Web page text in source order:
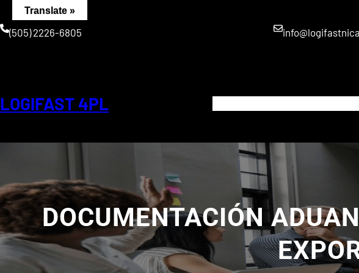
Saltar
al
contenido
(505) 2226-6805
LOGIFAST 4PL
DOCUMENTACIÓN
Translate »